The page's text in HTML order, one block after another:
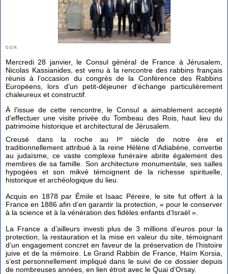
© D.R.
Mercredi 28 janvier, le Consul général de France à Jérusalem,
Nicolas Kassianides, est venu à la rencontre des rabbins français
réunis à l’occasion du congrès de la Conférence des Rabbins
Européens, lors d’un petit-déjeuner d’échange particulièrement
chaleureux et constructif.
À l’issue de cette rencontre, le Consul a aimablement accepté
d’effectuer une visite privée du Tombeau des Rois, haut lieu du
patrimoine historique et architectural de Jérusalem.
Creusé dans la roche au Iᵉʳ siècle de notre ère et
traditionnellement attribué à la reine Hélène d’Adiabène, convertie
au judaïsme, ce vaste complexe funéraire abrite également des
membres de sa famille. Son architecture monumentale, ses salles
hypogées et son mikvé témoignent de la richesse spirituelle,
historique et archéologique du lieu.
Acquis en 1878 par Émile et Isaac Péreire, le site fut offert à la
France en 1886 afin d’en garantir la protection, « pour le conserver
à la science et à la vénération des fidèles enfants d’Israël ».
La France a d’ailleurs investi plus de 3 millions d’euros pour la
protection, la restauration et la mise en valeur du site, témoignant
d’un engagement concret en faveur de la préservation de l’histoire
juive et de la mémoire. Le Grand Rabbin de France, Haïm Korsia,
s’est personnellement impliqué dans le suivi de ce dossier depuis
de nombreuses années, en lien étroit avec le Quai d’Orsay.